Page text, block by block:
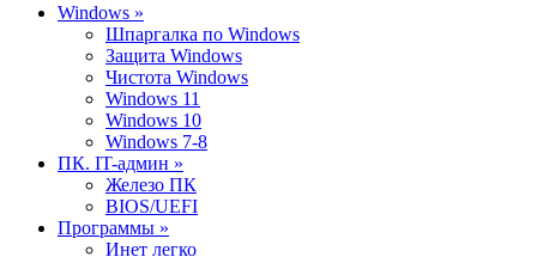
Windows »
Шпаргалка по Windows
Защита Windows
Чистота Windows
Windows 11
Windows 10
Windows 7-8
ПК. IT-админ »
Железо ПК
BIOS/UEFI
Программы »
Инет легко